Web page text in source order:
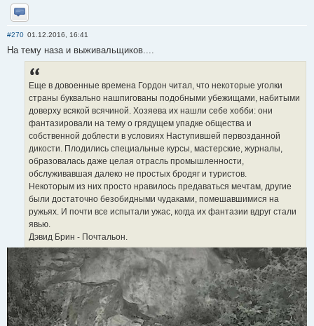
Отправить личное сообщение
#270 01.12.2016, 16:41
На тему наза и выживальщиков....
Еще в довоенные времена Гордон читал, что некоторые уголки
страны буквально нашпигованы подобными убежищами, набитыми
доверху всякой всячиной. Хозяева их нашли себе хобби: они
фантазировали на тему о грядущем упадке общества и
собственной доблести в условиях Наступившей первозданной
дикости. Плодились специальные курсы, мастерские, журналы,
образовалась даже целая отрасль промышленности,
обслуживавшая далеко не простых бродяг и туристов.
Некоторым из них просто нравилось предаваться мечтам, другие
были достаточно безобидными чудаками, помешавшимися на
ружьях. И почти все испытали ужас, когда их фантазии вдруг стали
явью.
Дэвид Брин - Почтальон.